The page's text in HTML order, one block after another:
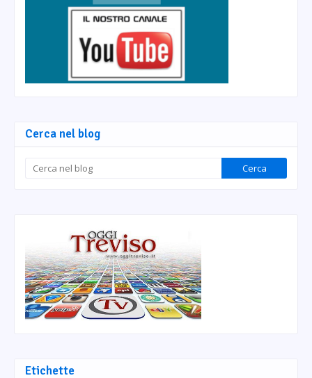
Cerca nel blog
Etichette